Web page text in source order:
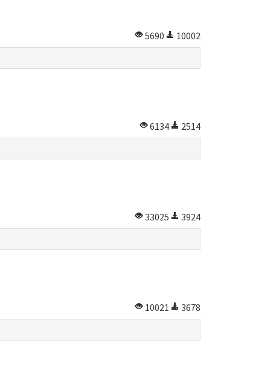
5690
10002
6134
2514
33025
3924
10021
3678